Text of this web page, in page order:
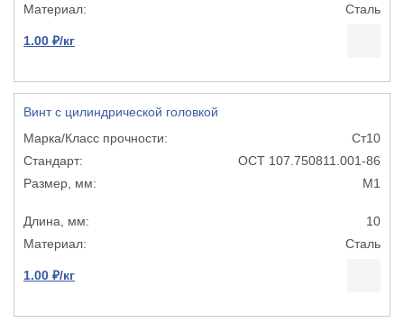
Сталь
1.00 ₽/кг
Винт с цилиндрической головкой
Ст10
ОСТ 107.750811.001-86
М1
10
Сталь
1.00 ₽/кг